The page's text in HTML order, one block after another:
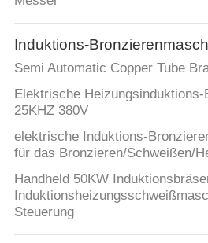
Induktions-
Semi Automatic Copper Tube
Elektrische
25KHZ 380V
elektrische Induktions-
für das Bronzieren/Schweißen/
Handheld 50KW
Steuerung